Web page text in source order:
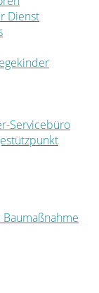
Dienst
Servicebüro